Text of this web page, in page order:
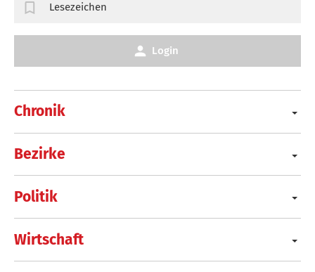
Chronik
Bezirke
Politik
Wirtschaft
Lesezeichen
Login